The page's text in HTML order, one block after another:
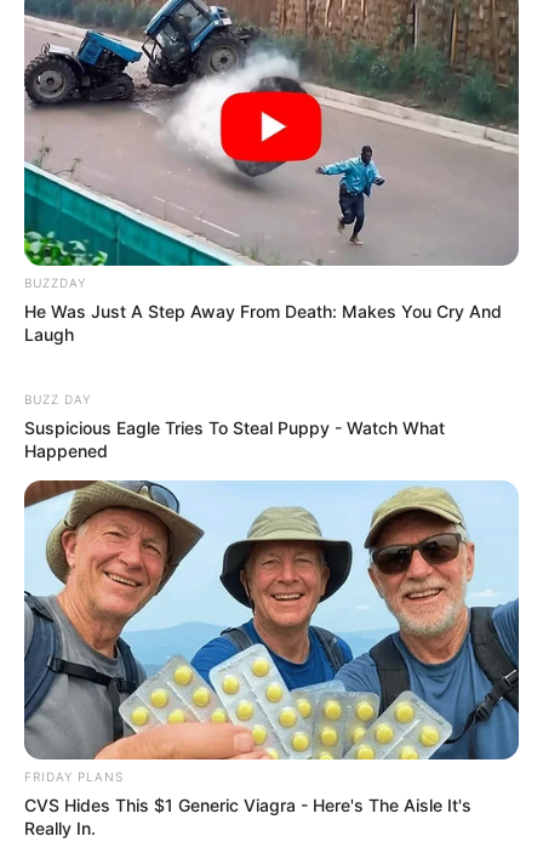
Deutschlandweit Veranstaltung kostenlos
eintragen:
Das Wissen, das die Bauern schon seit Jahrtausenden
bei der Tier- und Pflanzenzucht anwenden, hatte
mussten die Abstammungslehre ja endlich auch mal
lernen.
Quermania folgen: Impressum & Kontakt
Smartphone Startseite
Suchen:
BUZZDAY
He Was Just A Step Away From Death: Makes You Cry And
Laugh
BUZZ DAY
Suspicious Eagle Tries To Steal Puppy - Watch What
Happened
FRIDAY PLANS
CVS Hides This $1 Generic Viagra - Here's The Aisle It's
Really In.